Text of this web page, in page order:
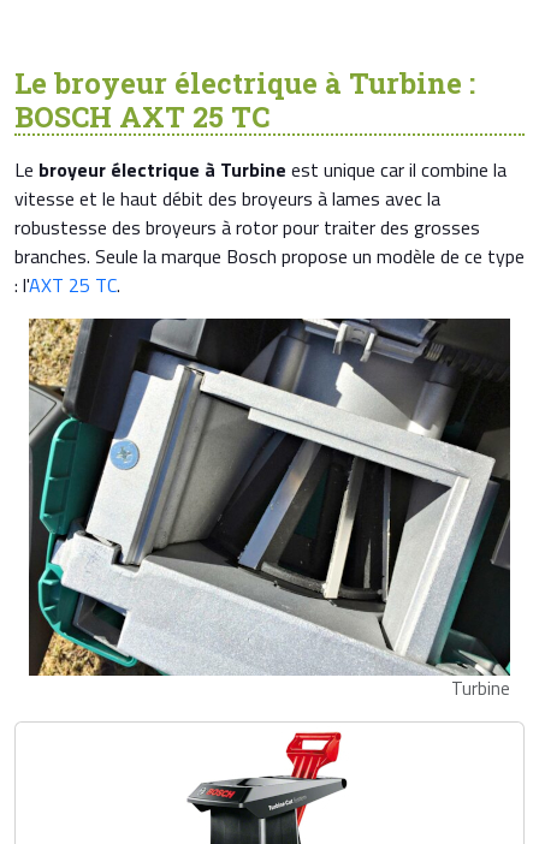
Le broyeur électrique à Turbine :
BOSCH AXT 25 TC
Le broyeur électrique à Turbine est unique car il combine la
vitesse et le haut débit des broyeurs à lames avec la
robustesse des broyeurs à rotor pour traiter des grosses
branches. Seule la marque Bosch propose un modèle de ce type
: l'AXT 25 TC.
Turbine